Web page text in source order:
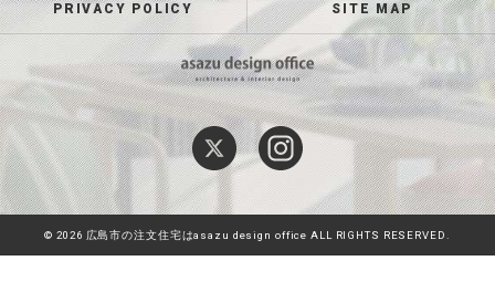
PRIVACY POLICY SITE MAP
© 2026 広島市の注文住宅はasazu design office ALL RIGHTS RESERVED.